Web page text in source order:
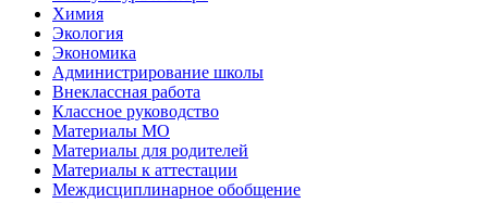
Химия
Экология
Экономика
Администрирование школы
Внеклассная работа
Классное руководство
Материалы МО
Материалы для родителей
Материалы к аттестации
Междисциплинарное обобщение